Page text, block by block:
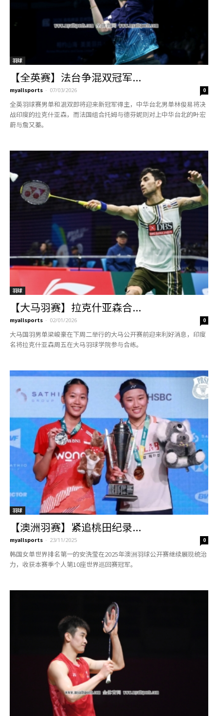
羽球
【全英赛】法台争混双冠军...
myallsports - 07/03/2026 0
全英羽球赛男单和混双即将迎来新冠军得主，中华台北男单林俊易将决
战印度的拉克什亚森，而法国组合托姆与德芬妮则对上中华台北的叶宏
蔚与詹又蓁。
羽球
【大马羽赛】拉克什亚森合...
myallsports - 02/01/2026 0
大马国羽男单梁峻豪在下周二举行的大马公开赛前迎来利好消息，印度
名将拉克什亚森周五在大马羽球学院参与合练。
羽球
【澳洲羽赛】紧追桃田纪录...
myallsports - 23/11/2025 0
韩国女单世界排名第一的安洗莹在2025年澳洲羽球公开赛继续展现统治
力，收获本赛季个人第10座世界巡回赛冠军。